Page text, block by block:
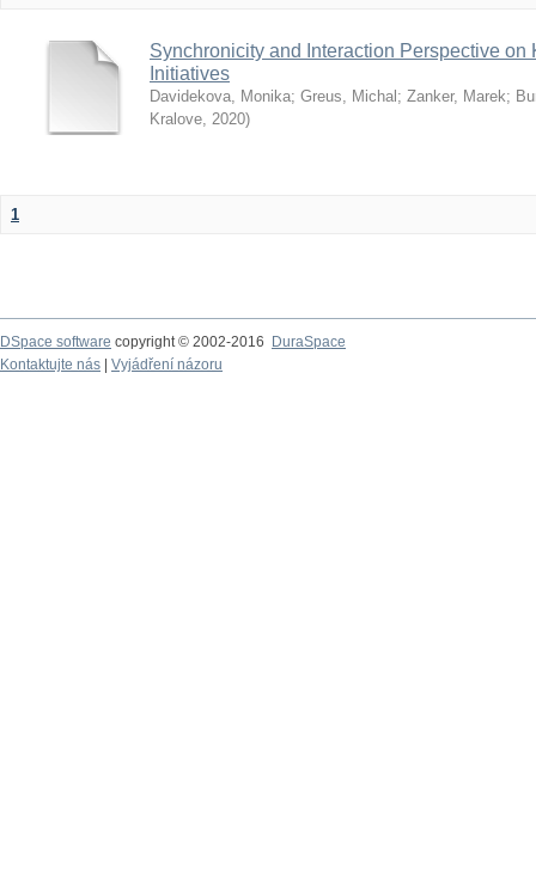
Synchronicity and Interaction Perspective on
Initiatives
Davidekova, Monika; Greus, Michal ; Zanker, Marek;
Kralove, 2020)
1
DSpace software copyright © 2002-2016
DuraSpace
Kontaktujte nás
Vyjádření názoru